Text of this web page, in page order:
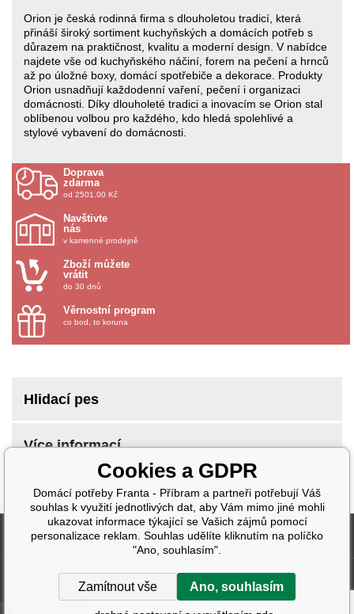
Orion je česká rodinná firma s dlouholetou tradicí, která
přináší široký sortiment kuchyňských a domácích potřeb s
důrazem na praktičnost, kvalitu a moderní design. V nabídce
najdete vše od kuchyňského náčiní, forem na pečení a hrnců
až po úložné boxy, domácí spotřebiče a dekorace. Produkty
Orion usnadňují každodenní vaření, pečení i organizaci
domácnosti. Díky dlouholeté tradici a inovacím se Orion stal
oblíbenou volbou pro každého, kdo hledá spolehlivé a
stylové vybavení do domácnosti.
Doprava
zdarma
od 2501.00 Kč
Navštivte
nás
v kamenné prodejně
Zboží můžete
vrátit
do 30 dnů
Věrnostní program
co bod, to koruna
Hlidací pes
Více informací
Fakturační údaje
Další informace
Cookies a GDPR
Domácí potřeby Franta - Příbram a partneři potřebují Váš
souhlas k využití jednotlivých dat, aby Vám mimo jiné mohli
ukazovat informace týkající se Vašich zájmů pomocí
personalizace reklam. Souhlas udělíte kliknutím na políčko
"Ano, souhlasím".
Zamítnout vše Ano, souhlasím